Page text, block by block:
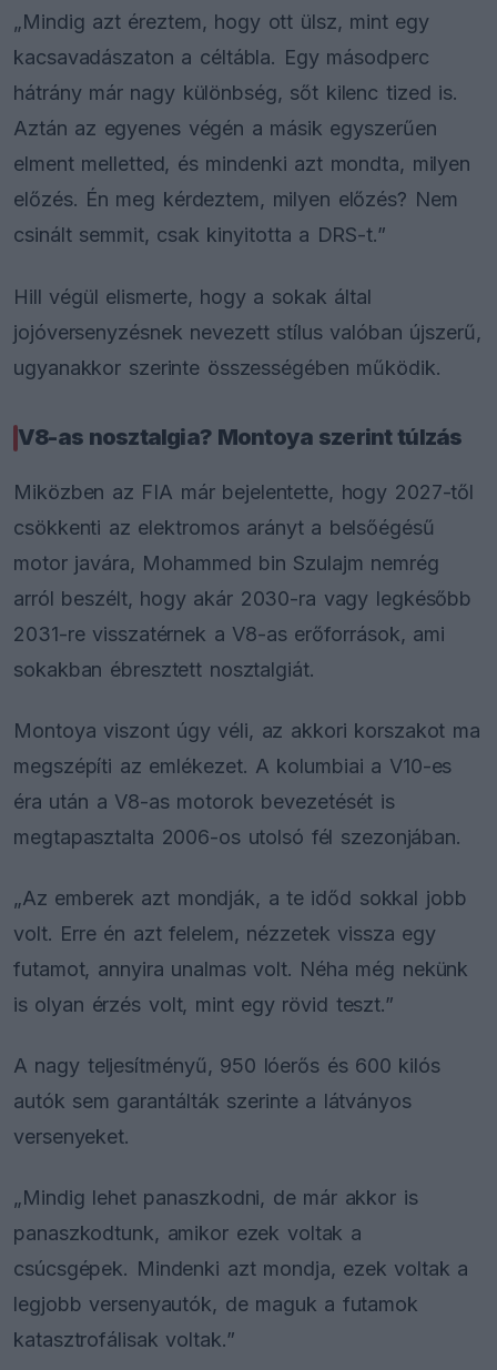
„Mindig azt éreztem, hogy ott ülsz, mint egy
kacsavadászaton a céltábla. Egy másodperc
hátrány már nagy különbség, sőt kilenc tized is.
Aztán az egyenes végén a másik egyszerűen
elment melletted, és mindenki azt mondta, milyen
előzés. Én meg kérdeztem, milyen előzés? Nem
csinált semmit, csak kinyitotta a DRS-t.”
Hill végül elismerte, hogy a sokak által
jojóversenyzésnek nevezett stílus valóban újszerű,
ugyanakkor szerinte összességében működik.
V8-as nosztalgia? Montoya szerint túlzás
Miközben az FIA már bejelentette, hogy 2027-től
csökkenti az elektromos arányt a belsőégésű
motor javára, Mohammed bin Szulajm nemrég
arról beszélt, hogy akár 2030-ra vagy legkésőbb
2031-re visszatérnek a V8-as erőforrások, ami
sokakban ébresztett nosztalgiát.
Montoya viszont úgy véli, az akkori korszakot ma
megszépíti az emlékezet. A kolumbiai a V10-es
éra után a V8-as motorok bevezetését is
megtapasztalta 2006-os utolsó fél szezonjában.
„Az emberek azt mondják, a te időd sokkal jobb
volt. Erre én azt felelem, nézzetek vissza egy
futamot, annyira unalmas volt. Néha még nekünk
is olyan érzés volt, mint egy rövid teszt.”
A nagy teljesítményű, 950 lóerős és 600 kilós
autók sem garantálták szerinte a látványos
versenyeket.
„Mindig lehet panaszkodni, de már akkor is
panaszkodtunk, amikor ezek voltak a
csúcsgépek. Mindenki azt mondja, ezek voltak a
legjobb versenyautók, de maguk a futamok
katasztrofálisak voltak.”